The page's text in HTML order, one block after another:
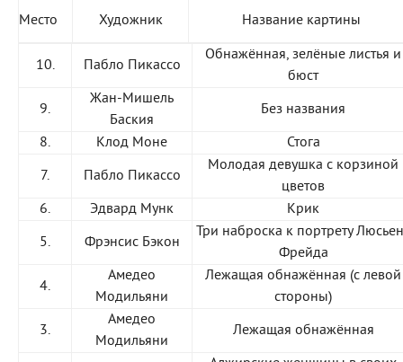
Место
Художник Название картины
10. Пабло Пикассо
Обнажённая, зелёные листья и
бюст
9.
Жан-Мишель
Баския
Без названия
8.
Клод Моне
Стога
7.
Пабло Пикассо
Молодая девушка с корзиной
цветов
6.
Эдвард Мунк
Крик
5.
Фрэнсис Бэкон
Три наброска к портрету
Фрейда
4.
Амедео
Модильяни
Лежащая обнажённая (с левой
стороны)
3.
Амедео
Модильяни
Лежащая обнажённая